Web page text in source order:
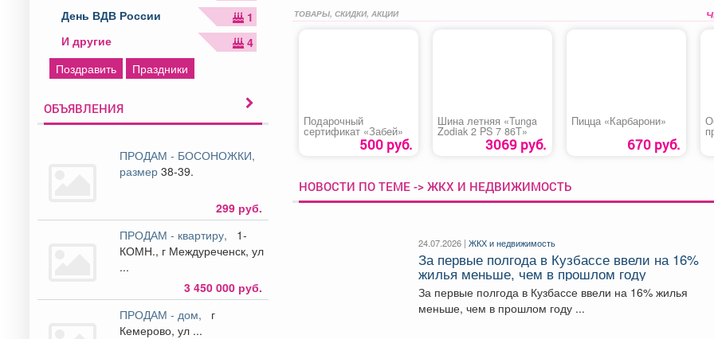
День ВДВ России
1
И другие
4
Поздравить
Праздники
ОБЪЯВЛЕНИЯ
ПРОДАМ - БОСОНОЖКИ,
размер38-39.
299 руб.
ПРОДАМ - квартиру,
1-
КОМН., г Междуреченск, ул
...
3 450 000 руб.
ПРОДАМ - дом,
г
Кемерово, ул ...
ТОВАРЫ, СКИДКИ, АКЦИИ
Подарочный
сертификат «Забей»
500 руб.
Шина летняя «Tunga
Zodiak 2 PS 7 86T»
3069 руб.
Пицца «Карбарони»
670 руб.
НОВОСТИ ПО ТЕМЕ -> ЖКХ И НЕДВИЖИМОСТЬ
24.07.2026 |ЖКХ и недвижимость
За первые полгода в Кузбассе ввели на 16%
жилья меньше, чем в прошлом году
За первые полгода в Кузбассе ввели на 16% жилья
меньше, чем в прошлом году ...